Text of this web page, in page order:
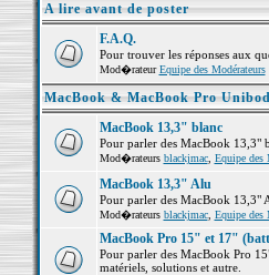
A lire avant de poster
F.A.Q.
Pour trouver les réponses aux
Mod�rateurEquipe des Modérateurs
MacBook & MacBook Pro
MacBook 13,3" blanc
Pour parler des MacBook 13,3"
Mod�rateurs blackjmac, Equipe des
MacBook 13,3" Alu
Pour parler des MacBook 13,3"
Mod�rateurs blackjmac, Equipe des
MacBook Pro 15" et 17"
Pour parler des MacBook Pro
matériels, solutions et autre.